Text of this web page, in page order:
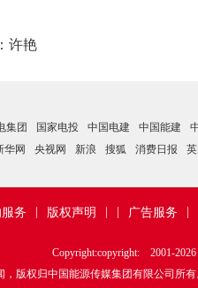
许艳
集团 国家电投 中国电建 中国能建
华网 央视网 新浪 搜狐 消费日报
广告服务
版权声明
务
Copyright:copyright: 2001-2026
版权归中国能源传媒集团有限公司所有